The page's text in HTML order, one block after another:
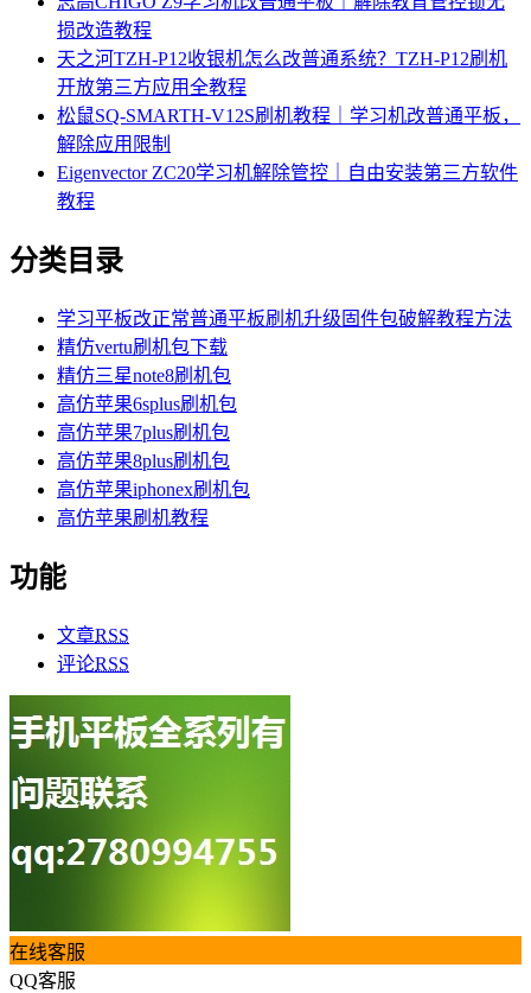
损改造教程
天之河TZH-P12收银机怎么改普通系统？TZH-P12刷机
开放第三方应用全教程
松鼠SQ-SMARTH-V12S刷机教程｜学习机改普通平板，
解除应用限制
Eigenvector ZC20学习机解除管控｜自由安装第三方软件
教程
分类目录
学习平板改正常普通平板刷机升级固件包破解教程方法
精仿vertu刷机包下载
精仿三星note8刷机包
高仿苹果6splus刷机包
高仿苹果7plus刷机包
高仿苹果8plus刷机包
高仿苹果iphonex刷机包
高仿苹果刷机教程
功能
文章RSS
评论RSS
在线客服
QQ客服